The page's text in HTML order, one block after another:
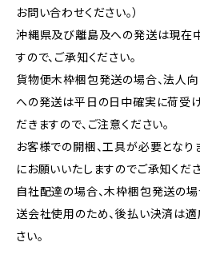
お問い合わせください。）
沖縄県及び離島及への発送は現在
すので、ご承知ください。
貨物便木枠梱包発送の場合、法人
への発送は平日の日中確実に荷受
だきますので、ご注意ください。
お客様での開梱、工具が必要となり
にお願いいたしますのでご承知くださ
自社配達の場合、木枠梱包発送の
送会社使用のため、後払い決済は適
さい。